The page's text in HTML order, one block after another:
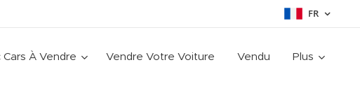
FR
Cars À Vendre Vendre Votre Voiture Vendu Plus